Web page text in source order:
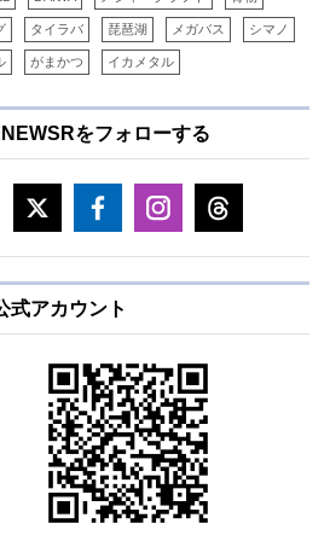
タイラバ 琵琶湖 メガバス シマノ
がまかつ イカメタル
をフォローする
式アカウント